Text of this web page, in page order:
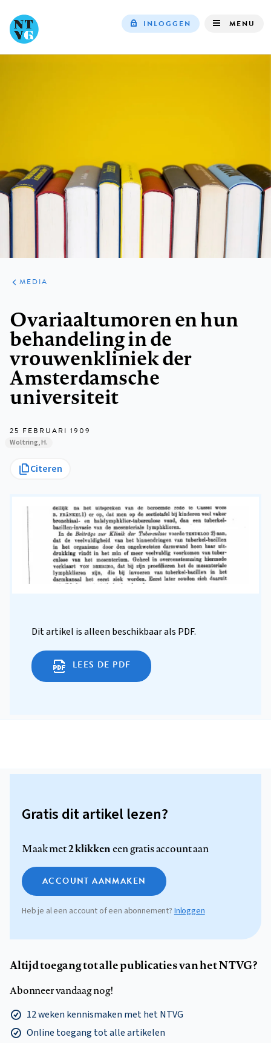
INLOGGEN MENU
ARTIKELEN
VARIA
MEDIA
Ovariaaltumoren en hun
behandeling in de
vrouwenkliniek der
Amsterdamsche
universiteit
25 FEBRUARI 1909
Woltring, H.
Citeren
Dit artikel is alleen beschikbaar als PDF.
LEES DE PDF
Gratis dit artikel lezen?
Maak met2 klikkeneen gratis account aan
ACCOUNT AANMAKEN
Heb je al een account of een abonnement? Inloggen
Altijd toegang tot alle publicaties van het NTVG?
Abonneer vandaag nog!
12 weken kennismaken met het NTVG
Online toegang tot alle artikelen